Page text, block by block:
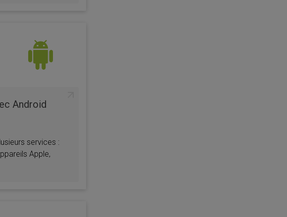
Android
services :
Apple,